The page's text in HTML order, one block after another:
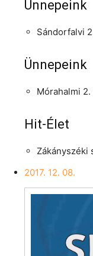
Ünnepeink
Sándorfalvi
Ünnepeink
Mórahalmi
Hit-Élet
Zákányszéki
2017. 12. 08.